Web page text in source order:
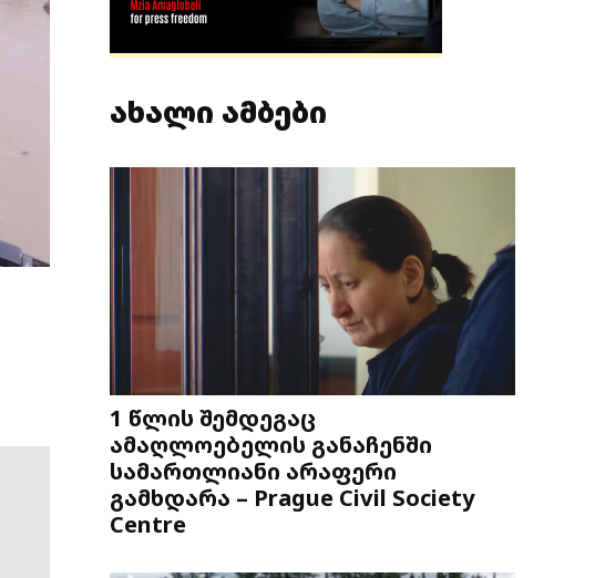
ახალი ამბები
1 წლის შემდეგაც
ამაღლოებელის განაჩენში
სამართლიანი არაფერი
გამხდარა – Prague Civil Society
Centre